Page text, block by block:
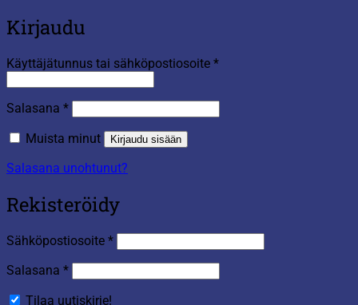
Kirjaudu
Käyttäjätunnus tai sähköpostiosoite *Vaaditaan
Salasana *Vaaditaan
Muista minut Kirjaudu sisään
Salasana unohtunut?
Rekisteröidy
Sähköpostiosoite *Vaaditaan
Salasana *Vaaditaan
Tilaa uutiskirje!